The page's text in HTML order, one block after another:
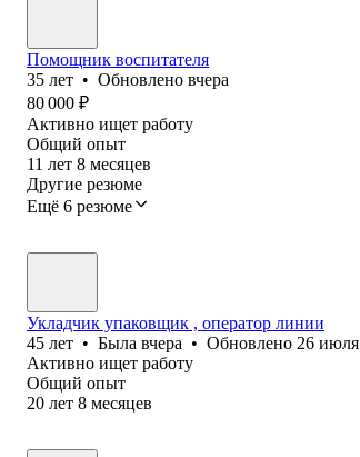
Помощник воспитателя
35 лет • Обновлено вчера
80 000 ₽
Активно ищет работу
Общий опыт
11 лет 8 месяцев
Другие резюме
Ещё 6 резюме
Укладчик упаковщик , оператор линии
45 лет • Была вчера • Обновлено 26 июля
Активно ищет работу
Общий опыт
20 лет 8 месяцев